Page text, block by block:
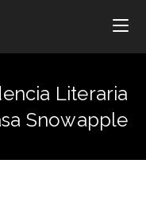
Literaria
Snowapple